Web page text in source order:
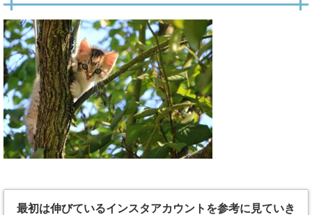
最初は伸びているインスタアカウントを参考に見ていき